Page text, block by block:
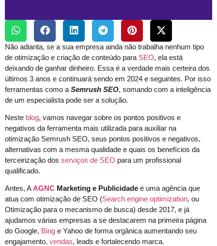
Não adianta, se a sua empresa ainda não trabalha nenhum tipo
de otimização e criação de conteúdo para SEO, ela está
deixando de ganhar dinheiro. Essa é a verdade mais certeira dos
últimos 3 anos e continuará sendo em 2024 e seguintes. Por isso
ferramentas como a Semrush SEO, somando com a inteligência
de um especialista pode ser a solução.
Neste blog, vamos navegar sobre os pontos positivos e
negativos da ferramenta mais utilizada para auxiliar na
otimização Semrush SEO, seus pontos positivos e negativos,
alternativas com a mesma qualidade e quais os benefícios da
terceirização dos serviços de SEO para um profissional
qualificado.
Antes, AAGNC Marketing e Publicidade é uma agência que
atua com otimização de SEO (Search engine optimization, ou
Otimização para o mecanismo de busca) desde 2017, e já
ajudamos várias empresas a se destacarem na primeira página
do Google, Bing e Yahoo de forma orgânica aumentando seu
engajamento, vendas, leads e fortalecendo marca.